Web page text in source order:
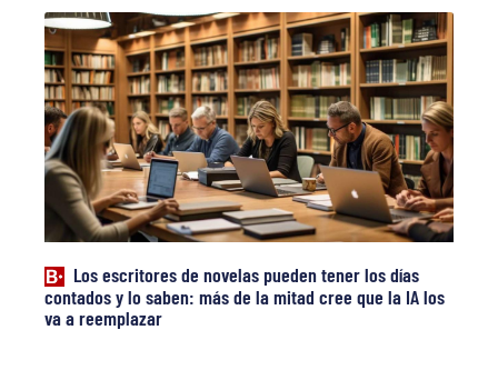
Los escritores de novelas pueden tener los días
contados y lo saben: más de la mitad cree que la IA los
va a reemplazar